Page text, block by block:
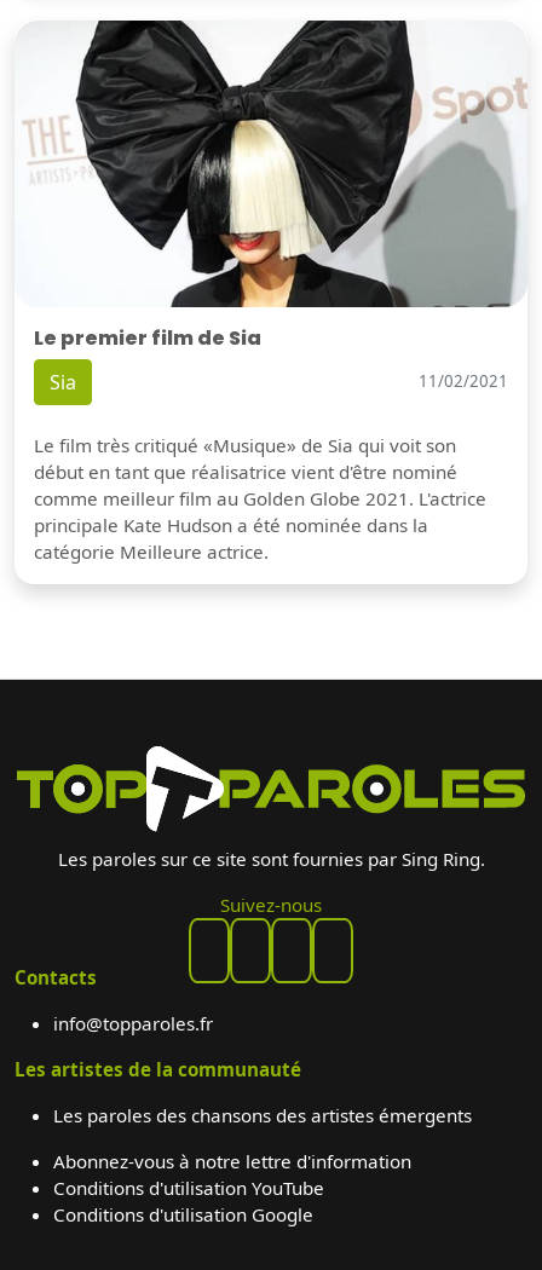
Le premier film de Sia
Sia 11/02/2021
Le film très critiqué «Musique» de Sia qui voit son
début en tant que réalisatrice vient d'être nominé
comme meilleur film au Golden Globe 2021. L'actrice
principale Kate Hudson a été nominée dans la
catégorie Meilleure actrice.
Les paroles sur ce site sont fournies par Sing Ring.
Suivez-nous
Contacts
info@topparoles.fr
Les artistes de la communauté
Les paroles des chansons des artistes émergents
Abonnez-vous à notre lettre d'information
Conditions d'utilisation YouTube
Conditions d'utilisation Google